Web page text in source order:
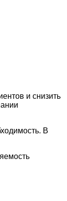
и снизить
В